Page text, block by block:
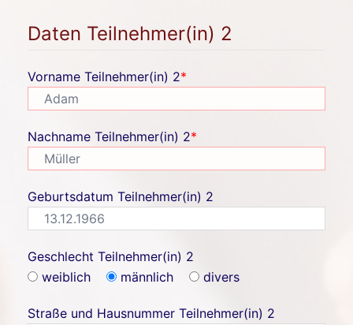
Daten Teilnehmer(in) 2
Vorname Teilnehmer(in) 2*
Nachname Teilnehmer(in) 2*
Geburtsdatum Teilnehmer(in) 2
Geschlecht Teilnehmer(in) 2
weiblich
männlich divers
Straße und Hausnummer Teilnehmer(in) 2